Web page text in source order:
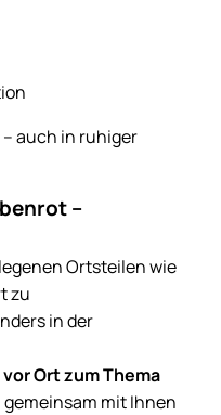
auch in ruhiger
–
Ortsteilen wie
zu
in der
Ort zum Thema
mit Ihnen